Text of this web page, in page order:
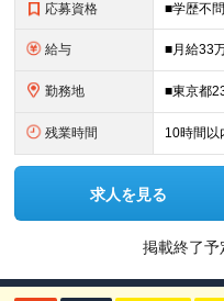
応募資格
給与
勤務地
残業時間 10時間以
求人を見る
掲載終了予